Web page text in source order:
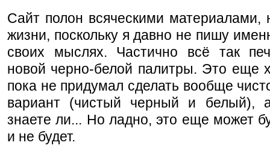
Сайт полон всяческими материалами,
жизни, поскольку я давно не пишу
своих мыслях. Частично всё так
новой черно-белой палитры. Это еще
пока не придумал сделать вообще
вариант (чистый черный и белый),
знаете ли... Но ладно, это еще может
и не будет.